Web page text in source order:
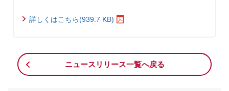
詳しくはこちら(939.7 KB)
ニュースリリース一覧へ戻る